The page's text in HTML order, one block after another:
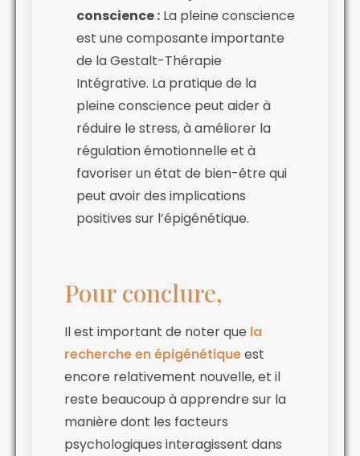
conscience : La pleine conscience
est une composante importante
de la Gestalt-Thérapie
Intégrative. La pratique de la
pleine conscience peut aider à
réduire le stress, à améliorer la
régulation émotionnelle et à
favoriser un état de bien-être qui
peut avoir des implications
positives sur l’épigénétique.
Pour conclure,
Il est important de noter que la
recherche en épigénétiqueest
encore relativement nouvelle, et il
reste beaucoup à apprendre sur la
manière dont les facteurs
psychologiques interagissent dans